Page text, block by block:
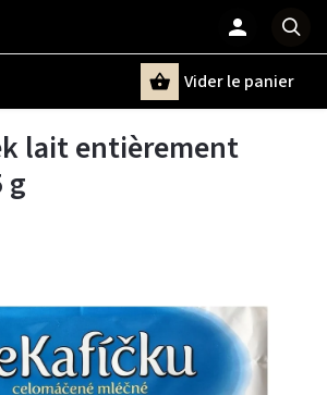
Vider le panier
lait entièrement
g